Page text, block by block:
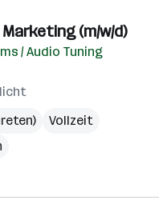
(m/w/d)
/ Audio Tuning
Vollzeit